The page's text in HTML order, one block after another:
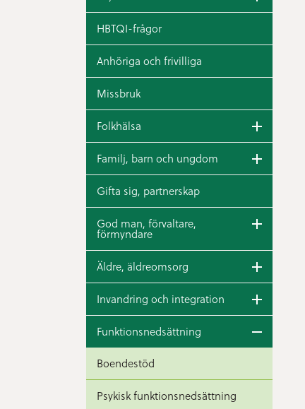
HBTQI-frågor
Anhöriga och frivilliga
Missbruk
Folkhälsa
Familj, barn och ungdom
Gifta sig, partnerskap
God man, förvaltare,
förmyndare
Äldre, äldreomsorg
Invandring och integration
Funktionsnedsättning
Boendestöd
Psykisk funktionsnedsättning